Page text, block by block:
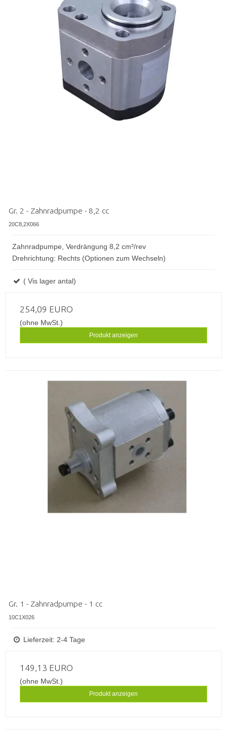
Gr. 2 - Zahnradpumpe - 8,2 cc
20C8,2X066
Zahnradpumpe, Verdrängung 8,2 cm³/rev
Drehrichtung: Rechts (Optionen zum Wechseln)
( Vis lager antal)
254,09 EURO
(ohne MwSt.)
Produkt anzeigen
Gr. 1 - Zahnradpumpe - 1 cc
10C1X026
Lieferzeit: 2-4 Tage
149,13 EURO
(ohne MwSt.)
Produkt anzeigen